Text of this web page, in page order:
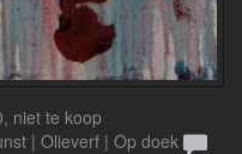
niet te koop
| Olieverf | Op doek